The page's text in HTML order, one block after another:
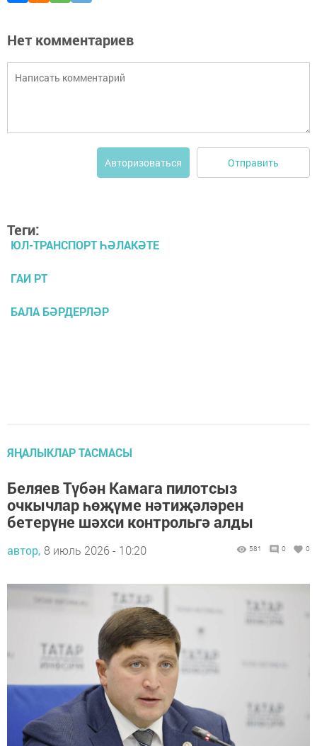
Нет комментариев
Авторизоваться Отправить
Теги:
ЮЛ-ТРАНСПОРТ ҺӘЛАКӘТЕ
ГАИ РТ
БАЛА БӘРДЕРЛӘР
ЯҢАЛЫКЛАР ТАСМАСЫ
Беляев Түбән Камага пилотсыз
очкычлар һөҗүме нәтиҗәләрен
бетерүне шәхси контрольгә алды
автор, 8 июль 2026 - 10:20 581 0 0